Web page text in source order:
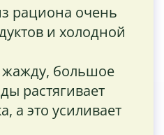
рациона очень
и холодной
большое
растягивает
а это усиливает